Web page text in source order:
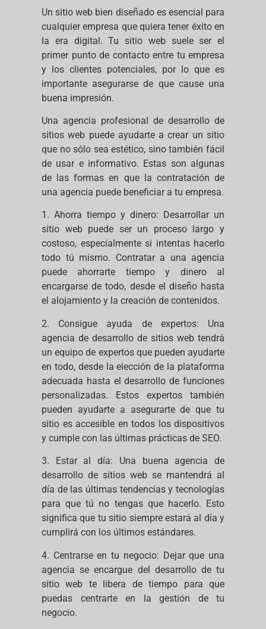
Un sitio web bien diseñado es esencial para
cualquier empresa que quiera tener éxito en
la era digital. Tu sitio web suele ser el
primer punto de contacto entre tu empresa
y los clientes potenciales, por lo que es
importante asegurarse de que cause una
buena impresión.
Una agencia profesional de desarrollo de
sitios web puede ayudarte a crear un sitio
que no sólo sea estético, sino también fácil
de usar e informativo. Estas son algunas
de las formas en que la contratación de
una agencia puede beneficiar a tu empresa.
1. Ahorra tiempo y dinero: Desarrollar un
sitio web puede ser un proceso largo y
costoso, especialmente si intentas hacerlo
todo tú mismo. Contratar a una agencia
puede ahorrarte tiempo y dinero al
encargarse de todo, desde el diseño hasta
el alojamiento y la creación de contenidos.
2. Consigue ayuda de expertos: Una
agencia de desarrollo de sitios web tendrá
un equipo de expertos que pueden ayudarte
en todo, desde la elección de la plataforma
adecuada hasta el desarrollo de funciones
personalizadas. Estos expertos también
pueden ayudarte a asegurarte de que tu
sitio es accesible en todos los dispositivos
y cumple con las últimas prácticas de SEO.
3. Estar al día: Una buena agencia de
desarrollo de sitios web se mantendrá al
día de las últimas tendencias y tecnologías
para que tú no tengas que hacerlo. Esto
significa que tu sitio siempre estará al día y
cumplirá con los últimos estándares.
4. Centrarse en tu negocio: Dejar que una
agencia se encargue del desarrollo de tu
sitio web te libera de tiempo para que
puedas centrarte en la gestión de tu
negocio.